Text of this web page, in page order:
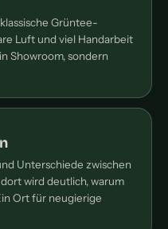
Grüntee-
Luft und viel Handarbeit
Showroom, sondern
Unterschiede zwischen
wird deutlich, warum
Ort für neugierige